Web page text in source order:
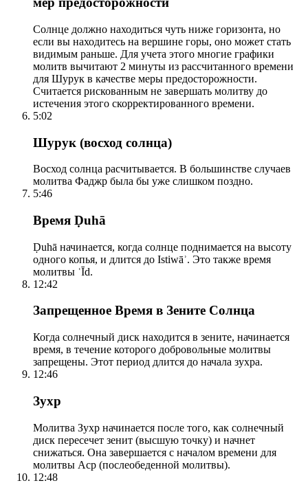
Солнце должно находиться чуть ниже горизонта, но
если вы находитесь на вершине горы, оно может стать
видимым раньше. Для учета этого многие графики
молитв вычитают 2 минуты из рассчитанного времени
для Шурук в качестве меры предосторожности.
Считается рискованным не завершать молитву до
истечения этого скорректированного времени.
5:02
Шурук (восход солнца)
Восход солнца расчитывается. В большинстве случаев
молитва Фаджр была бы уже слишком поздно.
5:46
Время Ḍuhā
Ḍuhā начинается, когда солнце поднимается на высоту
одного копья, и длится до Istiwāʾ. Это также время
молитвы ʿĪd.
12:42
Запрещенное Время в Зените Солнца
Когда солнечный диск находится в зените, начинается
время, в течение которого добровольные молитвы
запрещены. Этот период длится до начала зухра.
12:46
Зухр
Молитва Зухр начинается после того, как солнечный
диск пересечет зенит (высшую точку) и начнет
снижаться. Она завершается с началом времени для
молитвы Аср (послеобеденной молитвы).
12:48